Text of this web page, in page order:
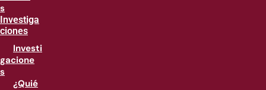
s
Investiga
ciones
Investi
gacione
s
¿Quié